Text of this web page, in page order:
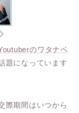
のワタナベ
題になっています
際期間はいつから